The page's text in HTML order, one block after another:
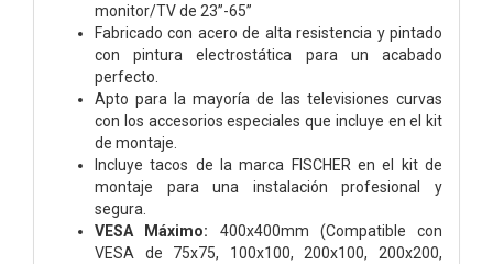
monitor/TV de 23”-65”
Fabricado con acero de alta resistencia y pintado
con pintura electrostática para un acabado
perfecto.
Apto para la mayoría de las televisiones curvas
con los accesorios especiales que incluye en el kit
de montaje.
Incluye tacos de la marca FISCHER en el kit de
montaje para una instalación profesional y
segura.
VESA Máximo: 400x400mm (Compatible con
VESA de 75x75, 100x100, 200x100, 200x200,